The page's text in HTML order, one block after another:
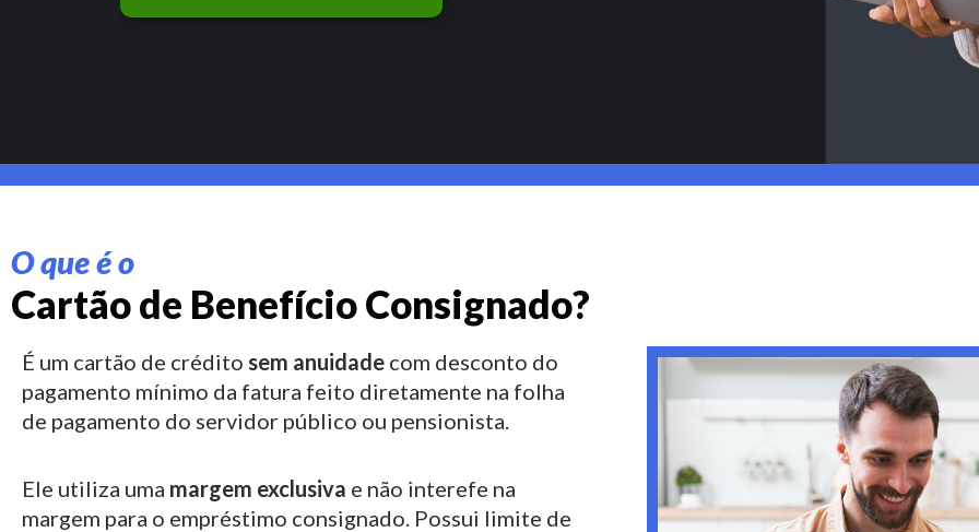
O que é o
Cartão de Benefício Consignado?
É um cartão de crédito sem anuidade com desconto do
pagamento mínimo da fatura feito diretamente na folha
de pagamento do servidor público ou pensionista.
Ele utiliza uma margem exclusiva e não interefe na
margem para o empréstimo consignado. Possui limite de